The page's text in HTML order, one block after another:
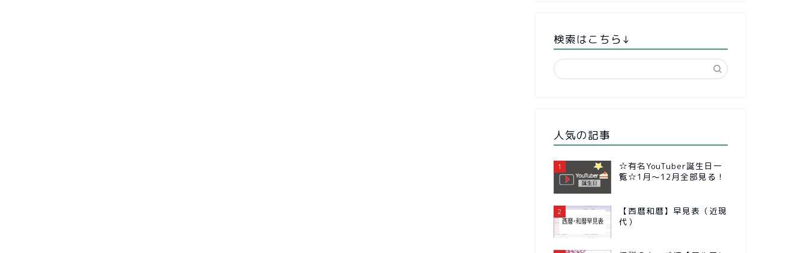
検索はこちら↓
人気の記事
1
☆有名YouTuber誕生日一
覧☆1月～12月全部見る！
2
【西暦和暦】早見表（近現
代）